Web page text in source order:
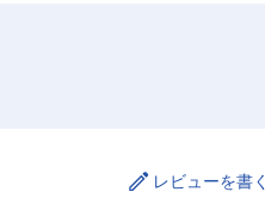
レビューを書く